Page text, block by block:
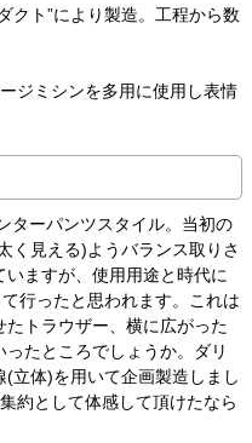
クト”により製造。工程から数
ジミシンを多用に使用し表情
ターパンツスタイル。当初の
く見える)ようバランス取りさ
ますが、使用用途と時代に
行ったと思われます。これは
たトラウザー、横に広がった
たところでしょうか。ダリ
立体)を用いて企画製造しまし
約として体感して頂けたなら